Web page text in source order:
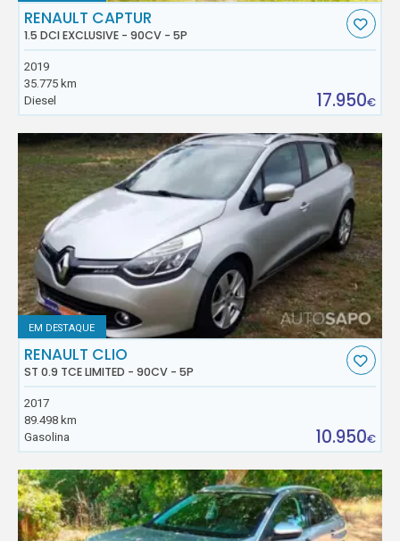
RENAULT CAPTUR
1.5 DCI EXCLUSIVE - 90CV - 5P
2019
35.775 km
Diesel
17.950€
EM DESTAQUE
RENAULT CLIO
ST 0.9 TCE LIMITED - 90CV - 5P
2017
89.498 km
Gasolina
10.950€